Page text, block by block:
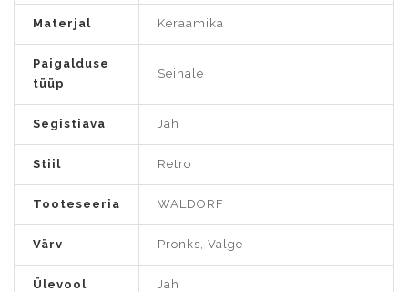
Materjal Keraamika
Paigalduse
tüüp
Seinale
Segistiava Jah
Stiil Retro
Tooteseeria WALDORF
Värv Pronks, Valge
Ülevool Jah